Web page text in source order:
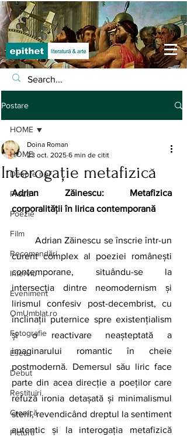
Postare
HOME
Despre noi
Proză
Poezie
Film
Recomandări
Interviu
Eveniment
OmUmblat.ro
Fotografie
Eseu
Debut
Restituiri
Cronică
Pictură
HOME
Interogație metafizică
Doina Roman
23 oct. 2025 6 min de citit
Adrian Zăinescu: Metafizica
corporalității în lirica contemporană
	Adrian Zăinescu se înscrie într-un
curent complex al poeziei românești
contemporane, situându-se la
intersecția dintre neomodernism și
lirismul confesiv post-decembrist, cu
înclinații puternice spre existențialism
și o reactivare neașteptată a
imaginarului romantic în cheie
postmodernă. Demersul său liric face
parte din acea direcție a poeților care
refuză ironia detașată și minimalismul
steril, revendicând dreptul la sentiment
autentic și la interogația metafizică